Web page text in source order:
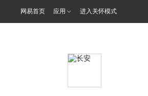
网易首页 应用 进入关怀模式